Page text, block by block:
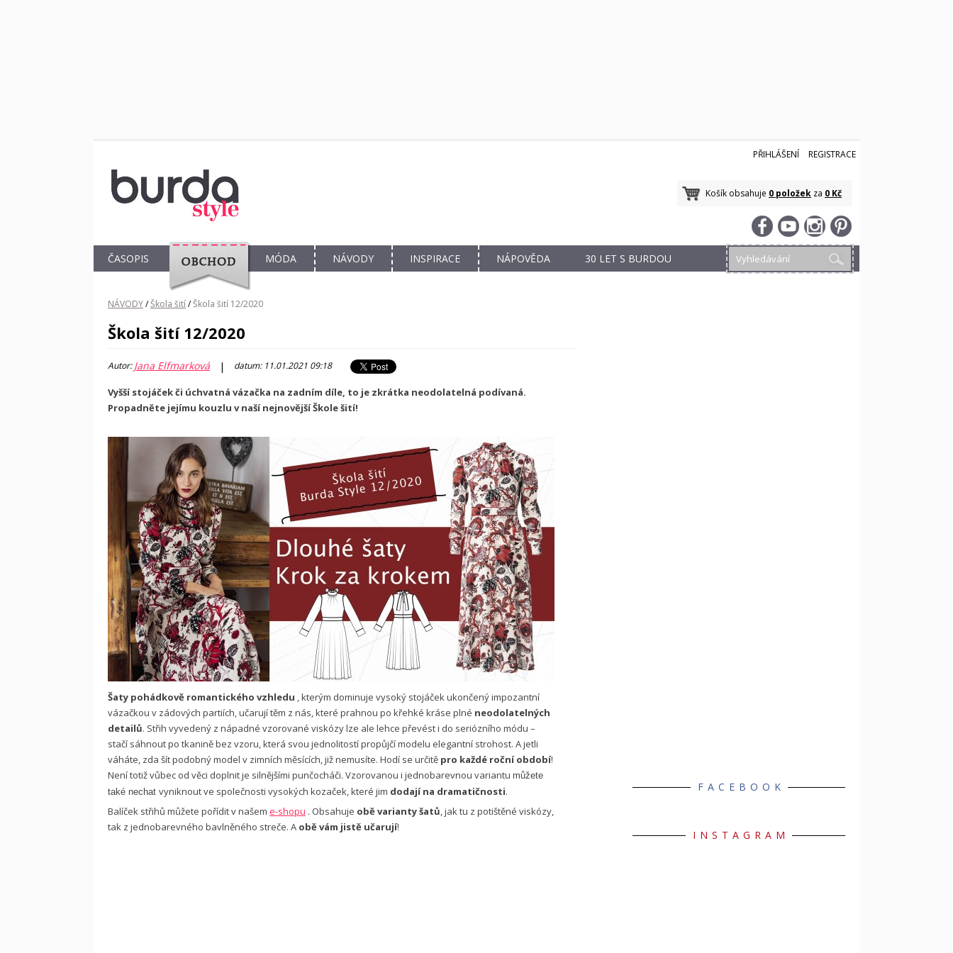
PŘIHLÁŠENÍ REGISTRACE
Košík obsahuje 0 položek za 0 Kč
ČASOPIS
OBCHOD
MÓDA NÁVODY INSPIRACE NÁPOVĚDA 30 LET S BURDOU
NÁVODY/Škola šití/Škola šití 12/2020
Škola šití 12/2020
Autor:Jana Elfmarková | datum: 11.01.2021 09:18
Vyšší stojáček či úchvatná vázačka na zadním díle, to je zkrátka neodolatelná podívaná.
Propadněte jejímu kouzlu v naší nejnovější Škole šití!
Šaty pohádkově romantického vzhledu , kterým dominuje vysoký stojáček ukončený impozantní
vázačkou v zádových partiích, učarují těm z nás, které prahnou po křehké kráse plné neodolatelných
detailů. Střih vyvedený z nápadné vzorované viskózy lze ale lehce převést i do seriózního módu –
stačí sáhnout po tkanině bez vzoru, která svou jednolitostí propůjčí modelu elegantní strohost. A jetli
váháte, zda šít podobný model v zimních měsících, již nemusíte. Hodí se určitě pro každé roční období!
Není totiž vůbec od věci doplnit je silnějšími punčocháči. Vzorovanou i jednobarevnou variantu můžete
také nechat vyniknout ve společnosti vysokých kozaček, které jim dodají na dramatičnosti.
Balíček střihů můžete pořídit v našem e-shopu . Obsahuje obě varianty šatů, jak tu z potištěné viskózy,
tak z jednobarevného bavlněného streče. A obě vám jistě učarují!
FACEBOOK
INSTAGRAM